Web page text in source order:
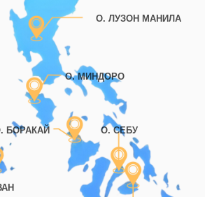
О. ЛУЗОН МАНИЛА
О. МИНДОРО
БОРАКАЙ О. СЕБУ